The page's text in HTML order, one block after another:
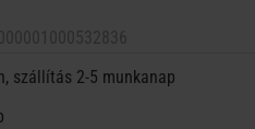
szállítás 2-5 munkanap